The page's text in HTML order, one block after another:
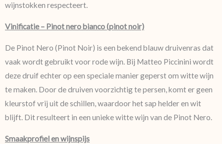
wijnstokken respecteert.
Vinificatie – Pinot nero bianco (pinot noir)
De Pinot Nero (Pinot Noir) is een bekend blauw druivenras dat
vaak wordt gebruikt voor rode wijn. Bij Matteo Piccinini wordt
deze druif echter op een speciale manier geperst om witte wijn
te maken. Door de druiven voorzichtig te persen, komt er geen
kleurstof vrij uit de schillen, waardoor het sap helder en wit
blijft. Dit resulteert in een unieke witte wijn van de Pinot Nero.
Smaakprofiel en wijnspijs